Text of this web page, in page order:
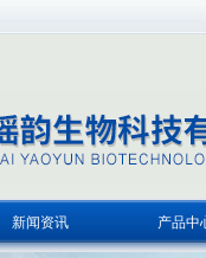
新闻资讯 产品中